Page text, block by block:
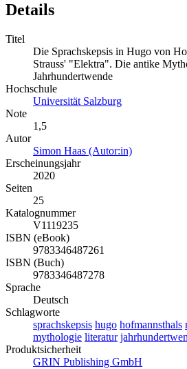
Details
Titel
Die Sprachskepsis in Hugo von
Strauss' "Elektra". Die antike
Jahrhundertwende
Hochschule
Universität Salzburg
Note
1,5
Autor
Simon Haas (Autor:in)
Erscheinungsjahr
2020
Seiten
25
Katalognummer
V1119235
ISBN (eBook)
9783346487261
ISBN (Buch)
9783346487278
Sprache
Deutsch
Schlagworte
sprachskepsis hugo hofmannsthals
mythologie literatur
Produktsicherheit
GRIN Publishing GmbH